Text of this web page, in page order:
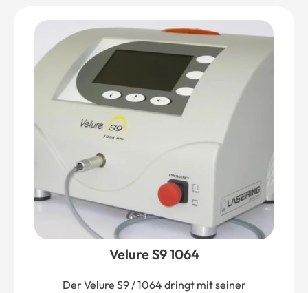
Velure S9 1064
Der Velure S9 / 1064 dringt mit seiner